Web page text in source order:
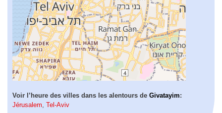
Voir l’heure des villes dans les alentours de Givatayim:
Jérusalem Tel-Aviv